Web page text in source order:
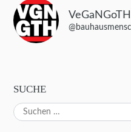
VeGaNGoTH
SUCHE
Suchen
nach: